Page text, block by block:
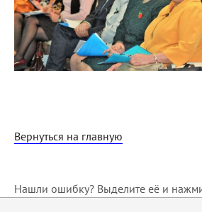
Вернуться на главную
Нашли ошибку? Выделите её и